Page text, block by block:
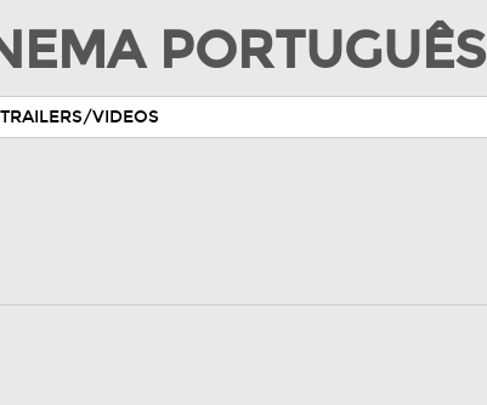
PORTUGUÊS
TRAILERS/VIDEOS